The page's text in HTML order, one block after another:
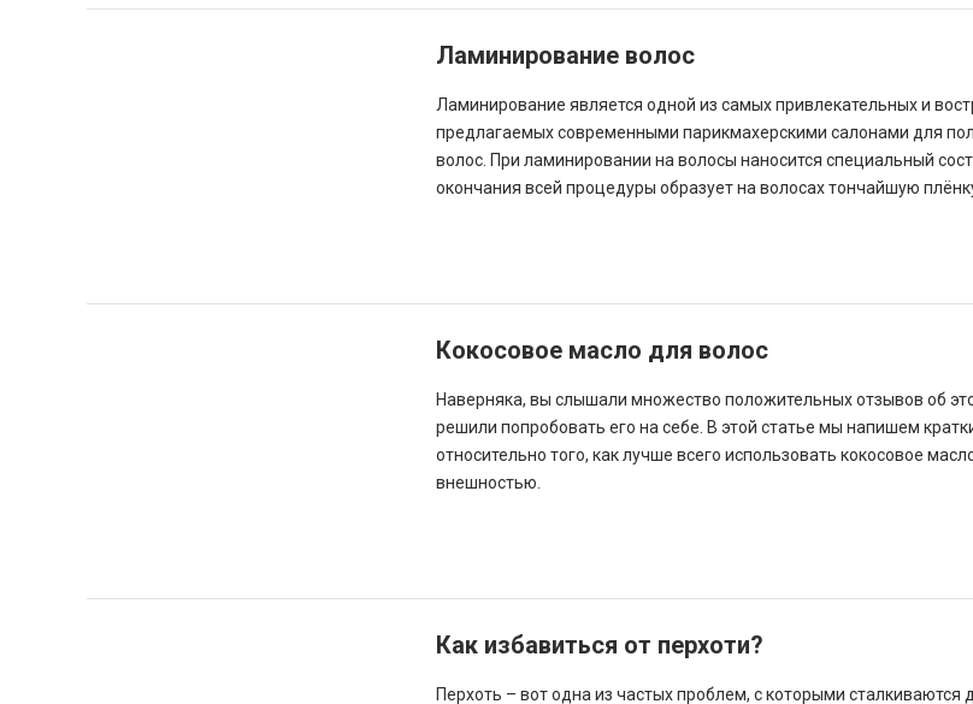
Ламинирование волос
Ламинирование является одной из самых привлекательных и
предлагаемых современными парикмахерскими салонами для
волос. При ламинировании на волосы наносится специальный
окончания всей процедуры образует на волосах тончайшую
Кокосовое масло для волос
Наверняка, вы слышали множество положительных отзывов об
решили попробовать его на себе. В этой статье мы напишем
относительно того, как лучше всего использовать кокосовое
внешностью.
Как избавиться от перхоти?
Перхоть – вот одна из частых проблем, с которыми сталкиваются